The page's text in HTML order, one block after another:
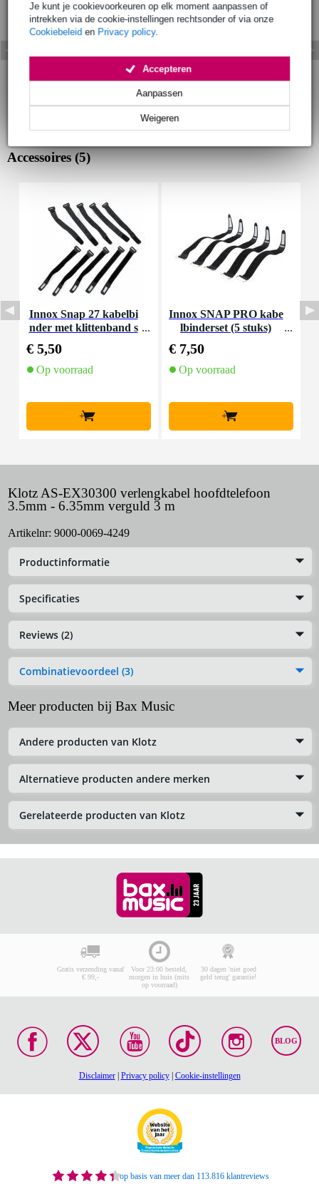
Je kunt je cookievoorkeuren op elk moment aanpassen of
intrekken via de cookie-instellingen rechtsonder of via onze
Cookiebeleid en Privacy policy.
Weigeren
Aanpassen
Accepteren
Accessoires (5)
Innox Snap 27 kabelbi
nder met klittenband s
€ 5,50
Op voorraad
+
Innox SNAP PRO kabe
lbinderset (5 stuks)
€ 7,50
Op voorraad
+
Klotz AS-EX30300 verlengkabel hoofdtelefoon
3.5mm - 6.35mm verguld 3 m
Artikelnr: 9000-0069-4249
Productinformatie
Specificaties
Reviews (2)
Combinatievoordeel (3)
Meer producten bij Bax Music
Andere producten van Klotz
Alternatieve producten andere merken
Gerelateerde producten van Klotz
Gratis verzending vanaf
€ 99,-
Voor 23:00 besteld,
morgen in huis (mits
op voorraad)
30 dagen 'niet goed
geld terug' garantie!
BLOG
Disclaimer| Privacy policy| Cookie-instellingen
op basis van meer dan 113.816 klantreviews